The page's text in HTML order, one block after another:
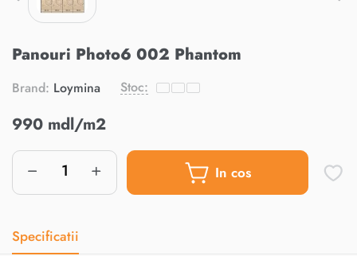
Panouri Photo6 002 Phantom
Brand: Loymina Stoc:
990 mdl/m2
In cos
Specificatii